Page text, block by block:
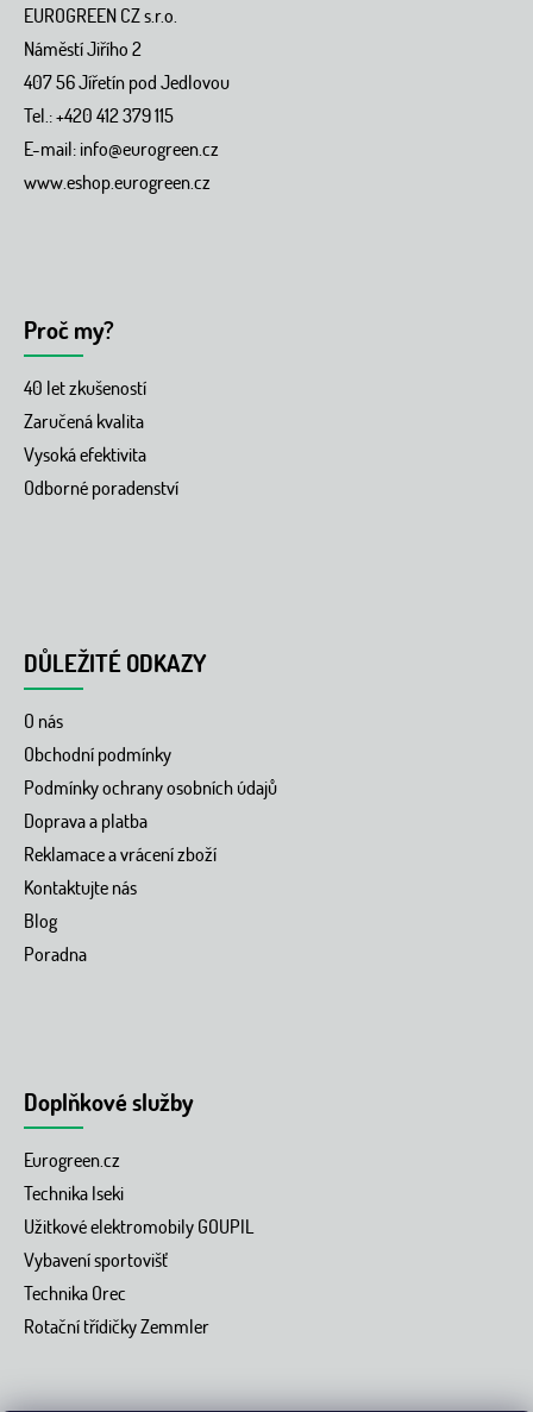
EUROGREEN CZ s.r.o.
Náměstí Jiřího 2
407 56 Jířetín pod Jedlovou
Tel.: +420 412 379 115
E-mail:info@eurogreen.cz
www.eshop.eurogreen.cz
Proč my?
40 let zkušeností
Zaručená kvalita
Vysoká efektivita
Odborné poradenství
DŮLEŽITÉ ODKAZY
O nás
Obchodní podmínky
Podmínky ochrany osobních údajů
Doprava a platba
Reklamace a vrácení zboží
Kontaktujte nás
Blog
Poradna
Doplňkové služby
Eurogreen.cz
Technika Iseki
Užitkové elektromobily GOUPIL
Vybavení sportovišť
Technika Orec
Rotační třídičky Zemmler